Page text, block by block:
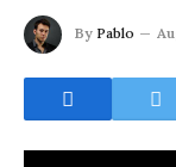
By Pablo